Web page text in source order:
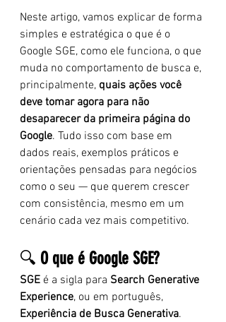
Neste artigo, vamos explicar de forma
simples e estratégica o que é o
Google SGE, como ele funciona, o que
muda no comportamento de busca e,
principalmente, quais ações você
deve tomar agora para não
desaparecer da primeira página do
Google. Tudo isso com base em
dados reais, exemplos práticos e
orientações pensadas para negócios
como o seu — que querem crescer
com consistência, mesmo em um
cenário cada vez mais competitivo.
🔍 O que é Google SGE?
SGE é a sigla para Search Generative
Experience, ou em português,
Experiência de Busca Generativa.